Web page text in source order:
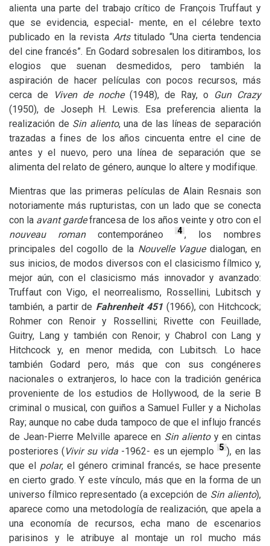
alienta una parte del trabajo crítico de François Truffaut y
que se evidencia, especial- mente, en el célebre texto
publicado en la revista Artstitulado “Una cierta tendencia
del cine francés”. En Godard sobresalen los ditirambos, los
elogios que suenan desmedidos, pero también la
aspiración de hacer películas con pocos recursos, más
cerca de
Viven de noche (1948), de Ray, o
Gun Crazy
(1950), de Joseph H. Lewis. Esa preferencia alienta la
realización de Sin aliento, una de las líneas de separación
trazadas a fines de los años cincuenta entre el cine de
antes y el nuevo, pero una línea de separación que se
alimenta del relato de género, aunque lo altere y modifique.
Mientras que las primeras películas de Alain Resnais son
notoriamente más rupturistas, con un lado que se conecta
con la avant gardefrancesa de los años veinte y otro con el
nouveau roman contemporáneo 4 , los nombres
principales del cogollo de la Nouvelle Vague dialogan, en
sus inicios, de modos diversos con el clasicismo fílmico y,
mejor aún, con el clasicismo más innovador y avanzado:
Truffaut con Vigo, el neorrealismo, Rossellini, Lubitsch y
también, a partir de Fahrenheit 451(1966), con Hitchcock;
Rohmer con Renoir y Rossellini; Rivette con Feuillade,
Guitry, Lang y también con Renoir; y Chabrol con Lang y
Hitchcock y, en menor medida, con Lubitsch. Lo hace
también Godard pero, más que con sus congéneres
nacionales o extranjeros, lo hace con la tradición genérica
proveniente de los estudios de Hollywood, de la serie B
criminal o musical, con guiños a Samuel Fuller y a Nicholas
Ray; aunque no cabe duda tampoco de que el influjo francés
de Jean-Pierre Melville aparece en Sin aliento y en cintas
posteriores (Vivir su vida -1962- es un ejemplo 5 ), en las
que el polar, el género criminal francés, se hace presente
en cierto grado. Y este vínculo, más que en la forma de un
universo fílmico representado (a excepción de Sin aliento),
aparece como una metodología de realización, que apela a
una economía de recursos, echa mano de escenarios
parisinos y le atribuye al montaje un rol mucho más